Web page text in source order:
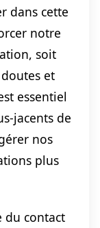
dans cette
notre
soit
et
essentiel
jacents de
nos
plus
du contact